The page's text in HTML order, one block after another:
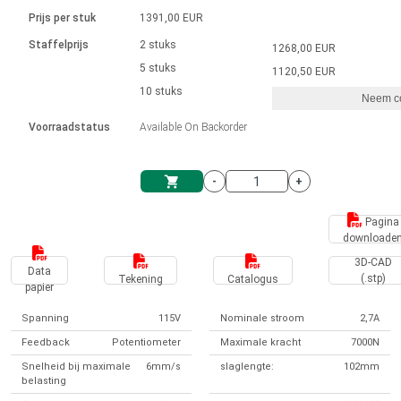
Eenheidssysteem
Solenoïden
driver
Ø 28-42| 1-1400 rpm | <= 290Ncm
Borstelloze DC-motordrivers
Borstel DC-motordrivers DPWM-
Stappenmotor drivers
Synchroon-asynchroon | voor 1-4 aandrijvingen
Besturingskasten
Synchroon-asynchroon | voor 1-4 aandrijvingen
Français (EUR)
Norsk (NOK)
Suomi (EUR)
Svenska (SEK)
Prijs per stuk
Staffelprijs
Voorraadstatus
1391,00 EUR
2 stuks
5 stuks
10 stuks
Available On Backorder
1268,00 EUR
1120,50 EUR
Neem
- +
Pagina
Data
papier
Tekening Catalogus
3D-CAD
(.stp)
Spanning 115V Nominale stroom 2,7A
Feedback Potentiometer Maximale kracht 7000N
Snelheid bij maximale
belasting
6mm/s slaglengte: 102mm